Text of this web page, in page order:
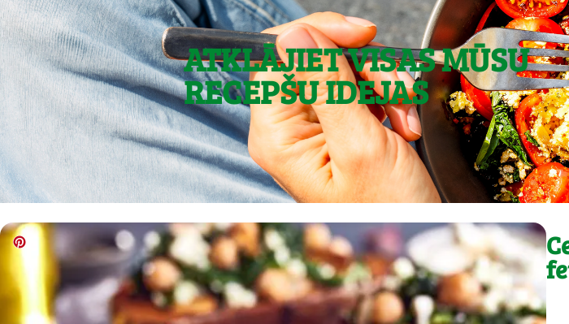
ATKLĀJIET VISAS MŪSU
RECEPŠU IDEJAS